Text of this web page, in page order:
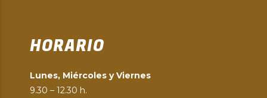
HORARIO
Lunes, Miércoles y Viernes
9.30 – 12.30 h.